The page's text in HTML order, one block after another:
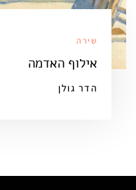
שירה
אילוף האדמה
הדר גולן